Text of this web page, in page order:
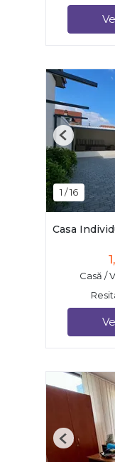
1 /16
Previous
Casa
Casă /
Previous